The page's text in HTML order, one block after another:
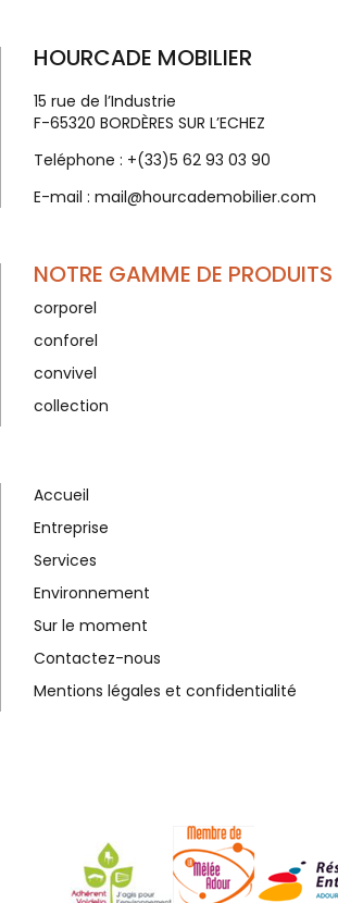
HOURCADE MOBILIER
15 rue de l’Industrie
F-65320 BORDÈRES SUR L’ECHEZ
Teléphone : +(33)5 62 93 03 90
E-mail : mail@hourcademobilier.com
NOTRE GAMME DE PRODUITS
corporel
conforel
convivel
collection
Accueil
Entreprise
Services
Environnement
Sur le moment
Contactez-nous
Mentions légales et confidentialité